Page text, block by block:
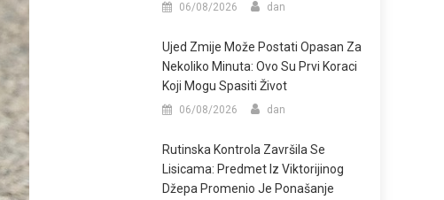
06/08/2026 dan
Ujed Zmije Može Postati Opasan Za
Nekoliko Minuta: Ovo Su Prvi Koraci
Koji Mogu Spasiti Život
06/08/2026 dan
Rutinska Kontrola Završila Se
Lisicama: Predmet Iz Viktorijinog
Džepa Promenio Je Ponašanje